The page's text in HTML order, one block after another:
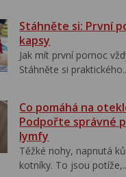
Stáhněte si: První
kapsy
Jak mít první pomoc
Stáhněte si
Co pomáhá na
Podpořte správné
lymfy
Těžké nohy, napnutá
kotníky. To jsou